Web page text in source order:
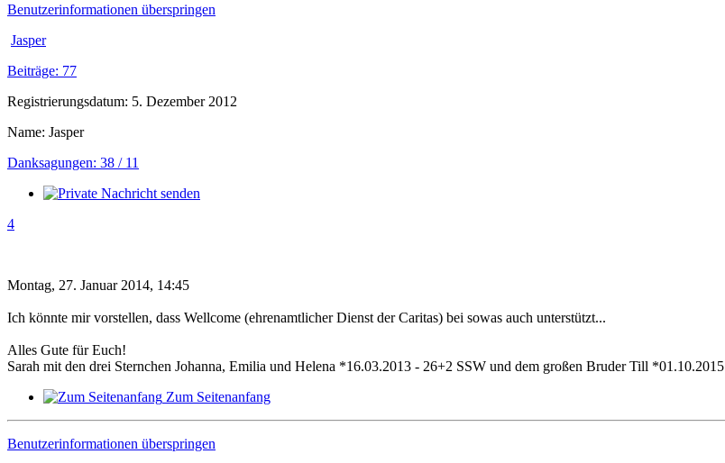
Benutzerinformationen überspringen
Jasper
Beiträge: 77
Registrierungsdatum: 5. Dezember 2012
Name: Jasper
Danksagungen: 38 / 11
4
Montag, 27. Januar 2014, 14:45
Ich könnte mir vorstellen, dass Wellcome (ehrenamtlicher Dienst der Caritas) bei sowas auch unterstützt...
Alles Gute für Euch!
Sarah mit den drei Sternchen Johanna, Emilia und Helena *16.03.2013 - 26+2 SSW und dem großen Bruder Till *01.10.2015
Zum Seitenanfang
Benutzerinformationen überspringen